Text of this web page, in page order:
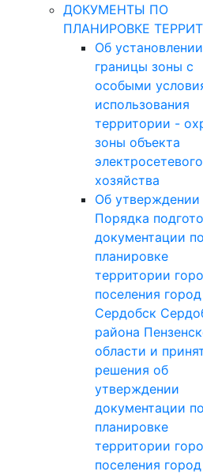
ДОКУМЕНТЫ ПО
ПЛАНИРОВКЕ
Об установлении
границы зоны с
особыми
использования
территории -
зоны объекта
электросетевого
хозяйства
Об утверждении
Порядка
документации по
планировке
территории
поселения город
Сердобск
района
области и
решения об
утверждении
документации по
планировке
территории
поселения город